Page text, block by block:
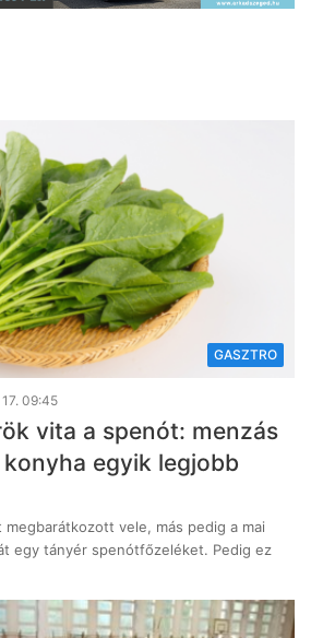
GASZTRO
09:45
vita a spenót: menzás
egyik legjobb
megbarátkozott vele, más pedig a mai
egy tányér spenótfőzeléket. Pedig ez